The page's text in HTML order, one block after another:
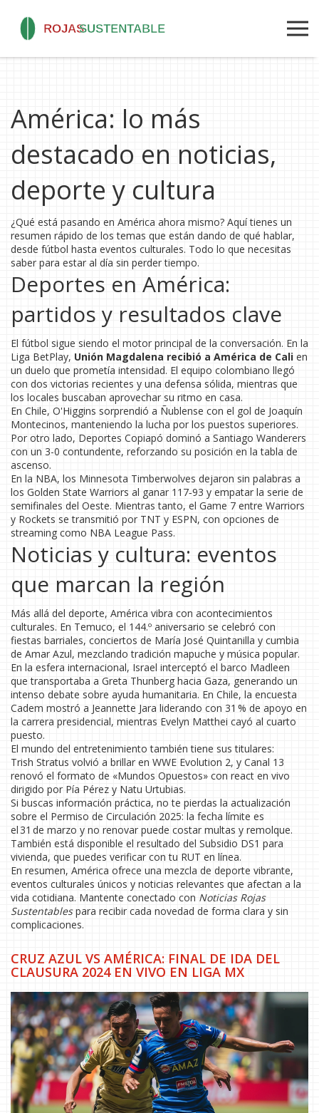
América: lo más
destacado en noticias,
deporte y cultura
¿Qué está pasando en América ahora mismo? Aquí tienes un
resumen rápido de los temas que están dando de qué hablar,
desde fútbol hasta eventos culturales. Todo lo que necesitas
saber para estar al día sin perder tiempo.
Deportes en América:
partidos y resultados clave
El fútbol sigue siendo el motor principal de la conversación. En la
Liga BetPlay, Unión Magdalena recibió a América de Cali en
un duelo que prometía intensidad. El equipo colombiano llegó
con dos victorias recientes y una defensa sólida, mientras que
los locales buscaban aprovechar su ritmo en casa.
En Chile, O'Higgins sorprendió a Ñublense con el gol de Joaquín
Montecinos, manteniendo la lucha por los puestos superiores.
Por otro lado, Deportes Copiapó dominó a Santiago Wanderers
con un 3-0 contundente, reforzando su posición en la tabla de
ascenso.
En la NBA, los Minnesota Timberwolves dejaron sin palabras a
los Golden State Warriors al ganar 117‑93 y empatar la serie de
semifinales del Oeste. Mientras tanto, el Game 7 entre Warriors
y Rockets se transmitió por TNT y ESPN, con opciones de
streaming como NBA League Pass.
Noticias y cultura: eventos
que marcan la región
Más allá del deporte, América vibra con acontecimientos
culturales. En Temuco, el 144.º aniversario se celebró con
fiestas barriales, conciertos de María José Quintanilla y cumbia
de Amar Azul, mezclando tradición mapuche y música popular.
En la esfera internacional, Israel interceptó el barco Madleen
que transportaba a Greta Thunberg hacia Gaza, generando un
intenso debate sobre ayuda humanitaria. En Chile, la encuesta
Cadem mostró a Jeannette Jara liderando con 31 % de apoyo en
la carrera presidencial, mientras Evelyn Matthei cayó al cuarto
puesto.
El mundo del entretenimiento también tiene sus titulares:
Trish Stratus volvió a brillar en WWE Evolution 2, y Canal 13
renovó el formato de «Mundos Opuestos» con react en vivo
dirigido por Pía Pérez y Natu Urtubias.
Si buscas información práctica, no te pierdas la actualización
sobre el Permiso de Circulación 2025: la fecha límite es
el 31 de marzo y no renovar puede costar multas y remolque.
También está disponible el resultado del Subsidio DS1 para
vivienda, que puedes verificar con tu RUT en línea.
En resumen, América ofrece una mezcla de deporte vibrante,
eventos culturales únicos y noticias relevantes que afectan a la
vida cotidiana. Mantente conectado con Noticias Rojas
Sustentablespara recibir cada novedad de forma clara y sin
complicaciones.
CRUZ AZUL VS AMÉRICA: FINAL DE IDA DEL
CLAUSURA 2024 EN VIVO EN LIGA MX